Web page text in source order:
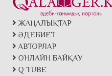
ЖАҢАЛЫҚТАР
ӘДЕБИЕТ
АВТОРЛАР
ОНЛАЙН БАЙҚАУ
Q-TUBE